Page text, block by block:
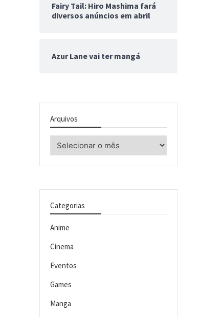
Fairy Tail: Hiro Mashima fará
diversos anúncios em abril
Azur Lane vai ter mangá
Arquivos
Arquivos
Categorias
Anime
Cinema
Eventos
Games
Manga